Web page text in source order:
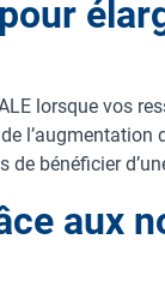
lorsque vos
l’augmentation
bénéficier
aux